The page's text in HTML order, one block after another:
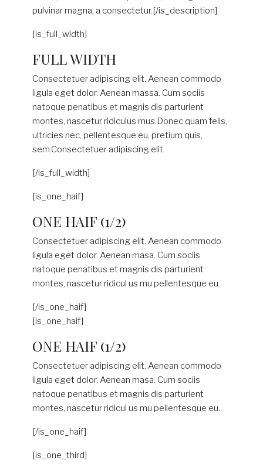
pulvinar magna, a consectetur.[/is_description]
[is_full_width]
FULL WIDTH
Consectetuer adipiscing elit. Aenean commodo
ligula eget dolor. Aenean massa. Cum sociis
natoque penatibus et magnis dis parturient
montes, nascetur ridiculus mus.Donec quam felis,
ultricies nec, pellentesque eu, pretium quis,
sem.Consectetuer adipiscing elit.
[/is_full_width]
[is_one_haif]
ONE HAIF (1/2)
Consectetuer adipiscing elit. Aenean commodo
ligula eget dolor. Aenean masa. Cum sociis
natoque penatibus et magnis dis parturient
montes, nascetur ridicul us mu pellentesque eu.
[/is_one_haif]
[is_one_haif]
ONE HAIF (1/2)
Consectetuer adipiscing elit. Aenean commodo
ligula eget dolor. Aenean masa. Cum sociis
natoque penatibus et magnis dis parturient
montes, nascetur ridicul us mu pellentesque eu.
[/is_one_haif]
[is_one_third]